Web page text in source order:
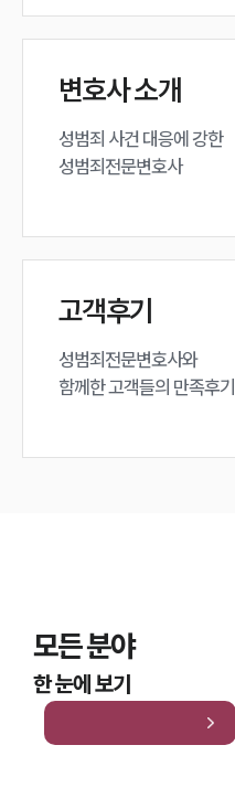
변호사 소개
성범죄 사건 대응에 강한
성범죄전문변호사
고객후기
성범죄전문변호사와
함께한 고객들의 만족후기
모든 분야
한 눈에 보기